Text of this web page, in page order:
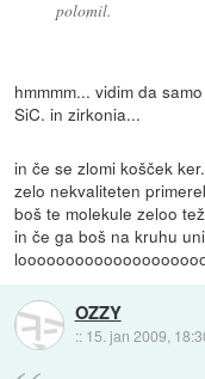
polomil.
hmmmm... vidim da
SiC. in zirkonia...
in če se zlomi košček
zelo nekvaliteten
boš te molekule zeloo
in če ga boš na kruhu
OZZY
:: 15. jan 2009,